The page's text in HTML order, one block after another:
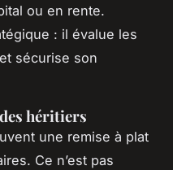
ou en rente.
: il évalue les
sécurise son
héritiers
une remise à plat
Ce n’est pas